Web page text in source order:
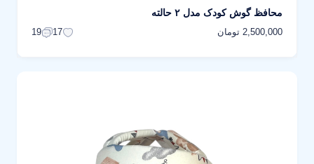
محافظ گوش کودک مدل ۲ حالته
2,500,000 تومان 17
19